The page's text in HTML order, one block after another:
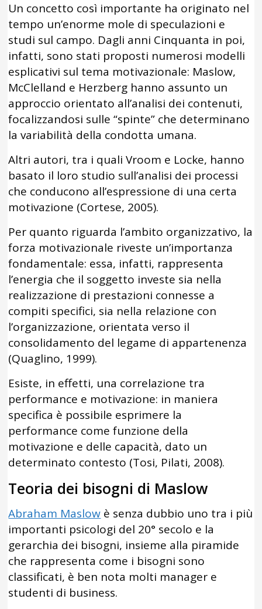
Un concetto così importante ha originato nel
tempo un’enorme mole di speculazioni e
studi sul campo. Dagli anni Cinquanta in poi,
infatti, sono stati proposti numerosi modelli
esplicativi sul tema motivazionale: Maslow,
McClelland e Herzberg hanno assunto un
approccio orientato all’analisi dei contenuti,
focalizzandosi sulle “spinte” che determinano
la variabilità della condotta umana.
Altri autori, tra i quali Vroom e Locke, hanno
basato il loro studio sull’analisi dei processi
che conducono all’espressione di una certa
motivazione (Cortese, 2005).
Per quanto riguarda l’ambito organizzativo, la
forza motivazionale riveste un’importanza
fondamentale: essa, infatti, rappresenta
l’energia che il soggetto investe sia nella
realizzazione di prestazioni connesse a
compiti specifici, sia nella relazione con
l’organizzazione, orientata verso il
consolidamento del legame di appartenenza
(Quaglino, 1999).
Esiste, in effetti, una correlazione tra
performance e motivazione: in maniera
specifica è possibile esprimere la
performance come funzione della
motivazione e delle capacità, dato un
determinato contesto (Tosi, Pilati, 2008).
Teoria dei bisogni di Maslow
Abraham Maslow è senza dubbio uno tra i più
importanti psicologi del 20° secolo e la
gerarchia dei bisogni, insieme alla piramide
che rappresenta come i bisogni sono
classificati, è ben nota molti manager e
studenti di business.